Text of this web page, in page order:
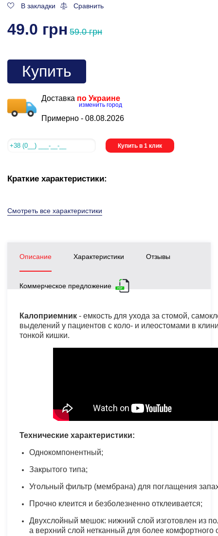
В закладки Сравнить
49.0 грн 59.0 грн
Купить
Доставка по Украине
изменить город
Примерно - 08.08.2026
Купить в 1 клик
Краткие характеристики:
Смотреть все характеристики
Описание Характеристики Отзывы
Коммерческое предложение
Калоприемник - емкость для ухода за стомой,
выделений у пациентов с коло- и илеостомами в
тонкой кишки.
Технические характеристики:
Однокомпонентный;
Закрытого типа;
Угольный фильтр (мембрана) для поглащения
Прочно клеится и безболезненно отклеивается;
Двухслойный мешок: нижний слой изготовлен из
а верхний слой нетканный для более